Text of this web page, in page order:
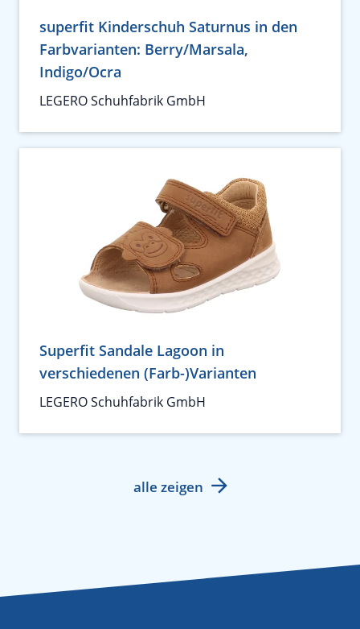
superfit Kinderschuh Saturnus in den
Farbvarianten: Berry/Marsala,
Indigo/Ocra
LEGERO Schuhfabrik GmbH
Superfit Sandale Lagoon in
verschiedenen (Farb-)Varianten
LEGERO Schuhfabrik GmbH
alle zeigen